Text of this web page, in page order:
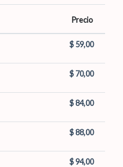
Precio
$ 59,00
$ 70,00
$ 84,00
$ 88,00
$ 94,00